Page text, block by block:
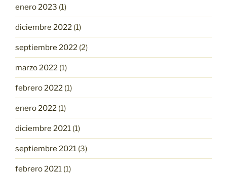
enero 2023 (1)
diciembre 2022 (1)
septiembre 2022 (2)
marzo 2022 (1)
febrero 2022 (1)
enero 2022 (1)
diciembre 2021 (1)
septiembre 2021 (3)
febrero 2021 (1)